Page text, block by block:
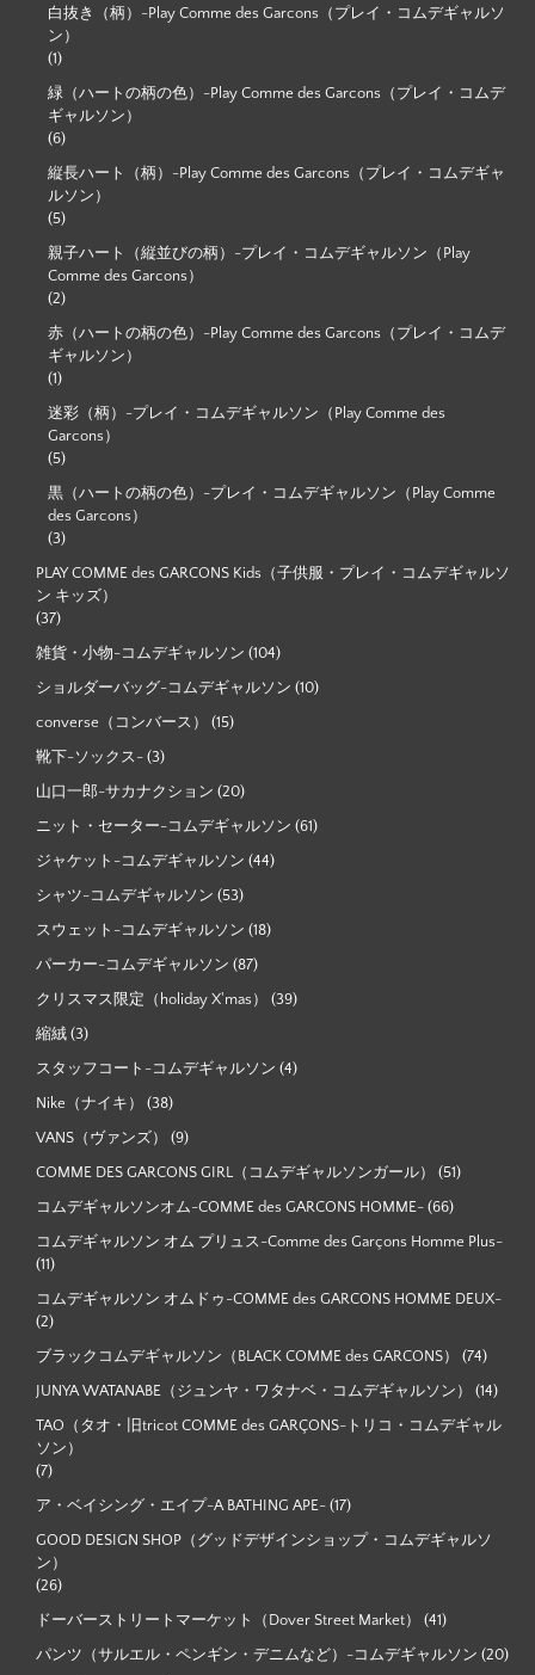
白抜き（柄）-Play Comme des Garcons（プレイ・コムデギャルソ
ン）
(1)
緑（ハートの柄の色）-Play Comme des Garcons（プレイ・コムデ
ギャルソン）
(6)
縦長ハート（柄）-Play Comme des Garcons（プレイ・コムデギャ
ルソン）
(5)
親子ハート（縦並びの柄）-プレイ・コムデギャルソン（Play
Comme des Garcons）
(2)
赤（ハートの柄の色）-Play Comme des Garcons（プレイ・コムデ
ギャルソン）
(1)
迷彩（柄）-プレイ・コムデギャルソン（Play Comme des
Garcons）
(5)
黒（ハートの柄の色）-プレイ・コムデギャルソン（Play Comme
des Garcons）
(3)
PLAY COMME des GARCONS Kids（子供服・プレイ・コムデギャルソ
ン キッズ）
(37)
雑貨・小物-コムデギャルソン (104)
ショルダーバッグ-コムデギャルソン (10)
converse（コンバース） (15)
靴下-ソックス- (3)
山口一郎-サカナクション (20)
ニット・セーター-コムデギャルソン (61)
ジャケット-コムデギャルソン (44)
シャツ-コムデギャルソン (53)
スウェット-コムデギャルソン (18)
パーカー-コムデギャルソン (87)
クリスマス限定（holiday X'mas） (39)
縮絨 (3)
スタッフコート-コムデギャルソン (4)
Nike（ナイキ） (38)
VANS（ヴァンズ） (9)
COMME DES GARCONS GIRL（コムデギャルソンガール） (51)
コムデギャルソンオム-COMME des GARCONS HOMME- (66)
コムデギャルソン オム プリュス-Comme des Garçons Homme Plus-
(11)
コムデギャルソン オムドゥ-COMME des GARCONS HOMME DEUX-
(2)
ブラックコムデギャルソン（BLACK COMME des GARCONS） (74)
JUNYA WATANABE（ジュンヤ・ワタナベ・コムデギャルソン） (14)
TAO（タオ・旧tricot COMME des GARÇONS-トリコ・コムデギャル
ソン）
(7)
ア・ベイシング・エイプ-A BATHING APE- (17)
GOOD DESIGN SHOP（グッドデザインショップ・コムデギャルソ
ン）
(26)
ドーバーストリートマーケット（Dover Street Market） (41)
パンツ（サルエル・ペンギン・デニムなど）-コムデギャルソン (20)